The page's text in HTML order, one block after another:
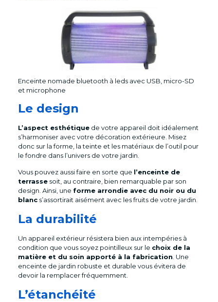
Enceinte nomade bluetooth à leds avec USB, micro-SD
et microphone
Le design
L’aspect esthétiquede votre appareil doit idéalement
s’harmoniser avec votre décoration extérieure. Misez
donc sur la forme, la teinte et les matériaux de l’outil pour
le fondre dans l’univers de votre jardin.
Vous pouvez aussi faire en sorte que l’enceinte de
terrassesoit, au contraire, bien remarquable par son
design. Ainsi, une forme arrondie avec du noir ou du
blancs’assortirait aisément avec les fruits de votre jardin.
La durabilité
Un appareil extérieur résistera bien aux intempéries à
condition que vous soyez pointilleux sur le choix de la
matière et du soin apporté à la fabrication . Une
enceinte de jardin robuste et durable vous évitera de
devoir la remplacer fréquemment.
L’étanchéité